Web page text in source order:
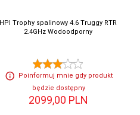
HPI Trophy spalinowy 4.6 Truggy RTR
2.4GHz Wodoodporny
Poinformuj mnie gdy produkt
będzie dostępny
2099,00 PLN